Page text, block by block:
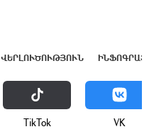
ՎԵՐԼՈՒԾՈՒԹՅՈՒՆ
ТikТоk VK